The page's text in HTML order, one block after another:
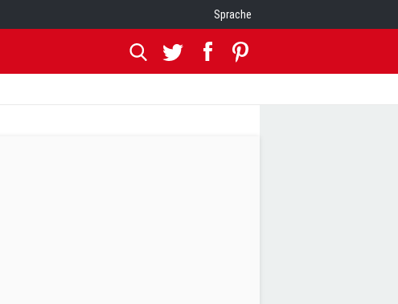
Sprache